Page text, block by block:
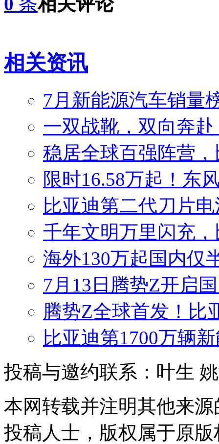
相关资讯
7月新能源汽车销量
一双战靴，双向奔
稳居全球百强阵营
限时16.58万起！东
比亚迪第二代刀片
千年文明万里闪充
海外130万起国内仅
7月13日腾势Z开启
腾势Z全球首发！比
比亚迪第1700万辆
投稿与邀约联系：叶生
本网转载并注明其他来
投稿人士，版权属于原